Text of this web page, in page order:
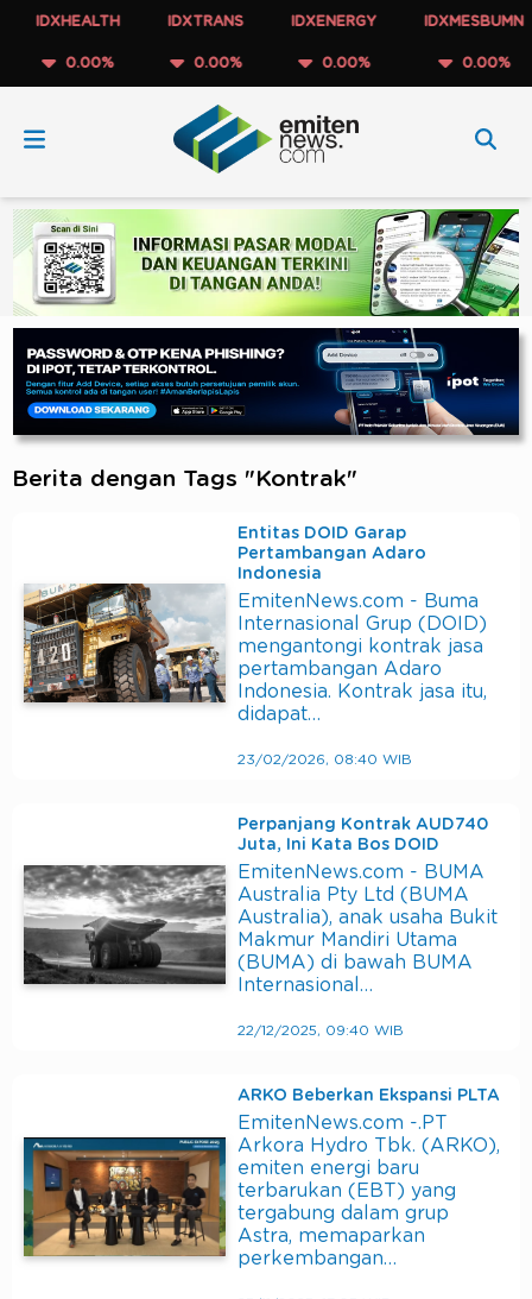
IDXHEALTH
0.00%
IDXTRANS
0.00%
IDXENERGY
0.00%
IDXMESBUMN
0.00%
Berita dengan Tags "Kontrak"
Entitas DOID Garap
Pertambangan Adaro
Indonesia
EmitenNews.com - Buma
Internasional Grup (DOID)
mengantongi kontrak jasa
pertambangan Adaro
Indonesia. Kontrak jasa itu,
didapat…
23/02/2026, 08:40 WIB
Perpanjang Kontrak AUD740
Juta, Ini Kata Bos DOID
EmitenNews.com - BUMA
Australia Pty Ltd (BUMA
Australia), anak usaha Bukit
Makmur Mandiri Utama
(BUMA) di bawah BUMA
Internasional…
22/12/2025, 09:40 WIB
ARKO Beberkan Ekspansi PLTA
EmitenNews.com -.PT
Arkora Hydro Tbk. (ARKO),
emiten energi baru
terbarukan (EBT) yang
tergabung dalam grup
Astra, memaparkan
perkembangan…